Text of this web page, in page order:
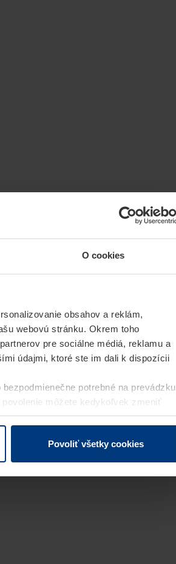
O cookies
obsahov a reklám,
webovú stránku. Okrem toho
pre sociálne médiá, reklamu a
údajmi, ktoré ste im dali k dispozícii
potrebné na prevádzku
môžete kedykoľvek zmeniť
údajovnašej webovej stránky.
Povoliť všetky cookies